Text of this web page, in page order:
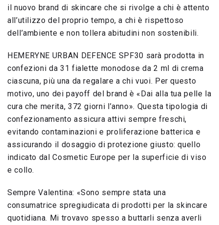
il nuovo brand di skincare che si rivolge a chi è attento
all’utilizzo del proprio tempo, a chi è rispettoso
dell’ambiente e non tollera abitudini non sostenibili.
HEMERYNE URBAN DEFENCE SPF30 sarà prodotta in
confezioni da 31 fialette monodose da 2 ml di crema
ciascuna, più una da regalare a chi vuoi. Per questo
motivo, uno dei payoff del brand è «Dai alla tua pelle la
cura che merita, 372 giorni l’anno». Questa tipologia di
confezionamento assicura attivi sempre freschi,
evitando contaminazioni e proliferazione batterica e
assicurando il dosaggio di protezione giusto: quello
indicato dal Cosmetic Europe per la superficie di viso
e collo.
Sempre Valentina: «Sono sempre stata una
consumatrice spregiudicata di prodotti per la skincare
quotidiana. Mi trovavo spesso a buttarli senza averli